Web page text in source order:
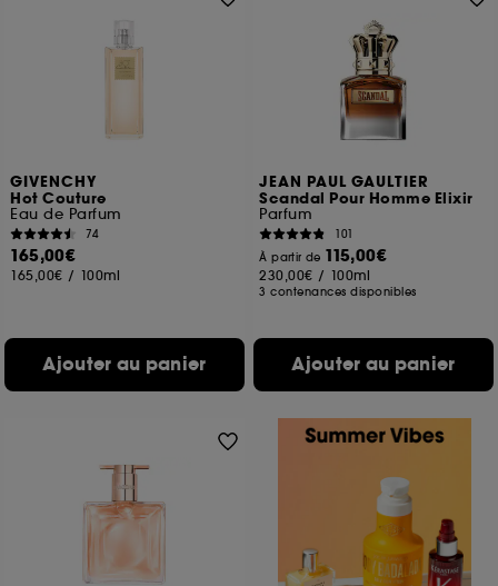
GIVENCHY
Hot Couture
Eau de Parfum
74
165,00€
165,00€ / 100ml
Ajouter au panier
JEAN PAUL GAULTIER
Scandal Pour Homme Elixir
Parfum
101
À partir de 115,00€
230,00€ / 100ml
3 contenances disponibles
Ajouter au panier